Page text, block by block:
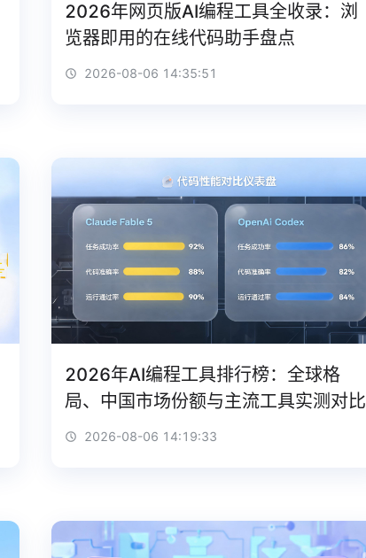
2026年网页版AI编程工具全收录：浏
览器即用的在线代码助手盘点
2026-08-06 14:35:51
2026年AI编程工具排行榜：全球格
局、中国市场份额与主流工具实测对比
2026-08-06 14:19:33